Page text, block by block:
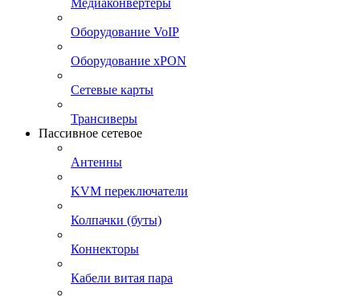
Медиаконвертеры
Оборудование VoIP
Оборудование xPON
Сетевые карты
Трансиверы
Пассивное сетевое
Антенны
KVM переключатели
Колпачки (буты)
Коннекторы
Кабели витая пара